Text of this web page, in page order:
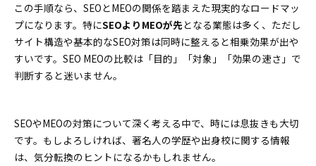
この手順なら、SEOとMEOの関係を踏まえた現実的なロードマッ
プになります。特にSEOよりMEOが先となる業態は多く、ただし
サイト構造や基本的なSEO対策は同時に整えると相乗効果が出や
すいです。SEO MEOの比較は「目的」「対象」「効果の速さ」で
判断すると迷いません。
SEOやMEOの対策について深く考える中で、時には息抜きも大切
です。もしよろしければ、著名人の学歴や出身校に関する情報
は、気分転換のヒントになるかもしれません。